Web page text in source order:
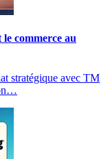
commerce au
stratégique avec TM